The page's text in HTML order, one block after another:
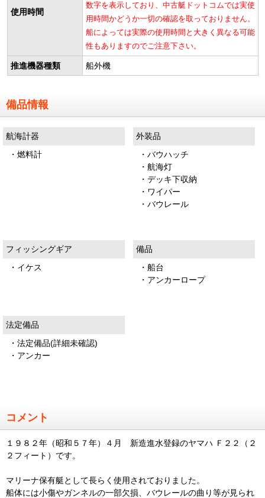
使用時間
数字を表示しており、中古艇ドットコムでは実使
用時間かどうか一切の確認を取っておりません。
船によっては実際の使用時間と大きく異なる可能
性もありますのでご注意下さい。
推進機器種類 船外機
備品情報
航海計器
・燃料計
外装品
・バウハッチ
・航海灯
・デッキ下収納
・ワイパー
・バウレール
フィッシングギア
・イケス
備品
・船台
・アンカーロープ
法定備品
・法定備品(詳細未確認)
・アンカー
コメント
１９８２年（昭和５７年）４月 新造進水登録のヤマハ Ｆ２２（２
２フィート）です。
マリーナ保有艇として長らく使用されておりました。
船体には小傷やガンネルの一部欠損、バウレールの曲り等が見られ